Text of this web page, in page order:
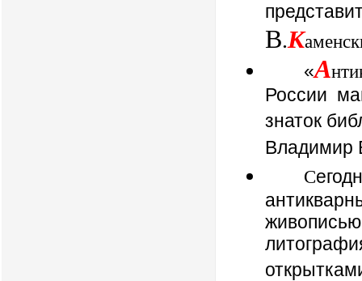
В.К
«А
России
знаток
Владимир
С